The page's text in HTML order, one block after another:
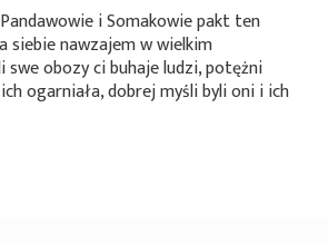
i Somakowie pakt ten
siebie nawzajem w wielkim
swe obozy ci buhaje ludzi, potężni
ogarniała, dobrej myśli byli oni i ich